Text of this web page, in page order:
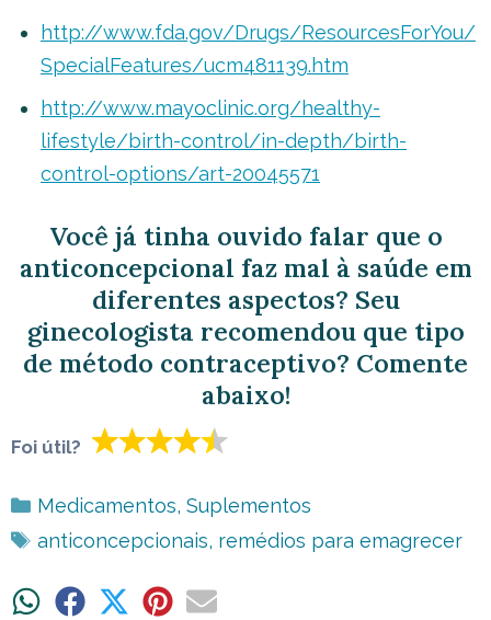
http://www.fda.gov/Drugs/ResourcesForYou/
SpecialFeatures/ucm481139.htm
http://www.mayoclinic.org/healthy-
lifestyle/birth-control/in-depth/birth-
control-options/art-20045571
Você já tinha ouvido falar que o
anticoncepcional faz mal à saúde em
diferentes aspectos? Seu
ginecologista recomendou que tipo
de método contraceptivo? Comente
abaixo!
Foi útil?
Categorias
Medicamentos, Suplementos
Tags
anticoncepcionais, remédios para emagrecer
ShareShare ShareShareShare